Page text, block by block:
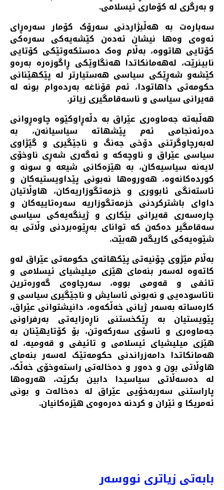
و بەرگری لە کۆماری ئیسلامی.
سەبارەت بە هەڵبژاردنی سەرۆک کۆمار سەرەڕای
ئەوەی وەها نیشان ئەدەن کێشەیەکی سەرەکی
کۆتایی هاتووە، بەڵام وەک دەستکەوتێکی کۆتایی
نابینرێت، لەهەمانکاتدا هەنگاوێکی ڕاگوزەرە بەرەو
کێشەو شەڕێکی سیاسی هەستیارتر لە پێکهێنانی
حکومەتی داهاتودا، ئەم قۆناغە بەردەوام بونە لە
قەیرانی سیاسی و ناسەقامگیری زیاتر.
هەڵبەتە جەماوەری عێراق بە دڵەڕاوکێوە چاوەڕوانی
دەرئەنجامی ئەم پێشهاتە سیاسیانەن، بە
لەبەرچاوگرتنی دۆخی جەنگ و ناجێگیری و گێژاوی
سیاسی عێراق و ناوچەکە و ئەگەری شەڕی ناوخۆی
لایەنە سیاسیەکان، بە هێزەکانی شیعە و سونە و
کوردەکانەوە، هەوروەها نەبونی پێداویستیەکان و
ئاستەنگی ئابووری و خزمەتگوزاریەکان، هاوڵاتیان
داوای باشترکردنی خزمەتگوزاریە سەرەتاییەکان و
چارەسەری قەیرانی بێکاری و ژینگەیەکی سیاسی
سەقامگیر دەکەن کە توانای بەڕێوەبردنی وڵاتی بە
شێوەیەکی کاریگەر هەبێت.
بەڵام مێژوی چۆنیەتی پێکهاتەی حکومەتی عێراق لەو
کاتەوە لەسەر بنەمای هێزی میلیشیای ئیسلامی و
تائفی و قەومی بووە، سەرچاوەی گەورەترین
نائاسودەیی و نەبونی ئاسایش و ناجێگیری سیاسی و
کارەساتە بەسەر ژیانی خەڵکەوە، دانیشتوانی عێراق،
پێویستیان بە ڕێکخستنی ناڕەزایەتی بەرفراونی
جەماوەری و ئاسۆی سەرکەوتن، بۆ کۆتایهێنان بە
هێزی میلیشیای ئیسلامی و تائیفی و قەومیە، لە
هەمانکاتدا دامەزراندنی حکومەتێک لەسەر بنەمای
هاوڵاتی بون و دەور و دەخالەتی راستەوخۆی خەڵک،
لە دەسەڵاتی سیاسیدا دابین بکرێت، هەروەها
پاراستنی سەربەخۆیی عێراق لە دەخالەت و بونی
ئەمریکا و ئێران و کردنە دەرەوەی هێزەکانیان.
بابەتی زیاتری نووسەر